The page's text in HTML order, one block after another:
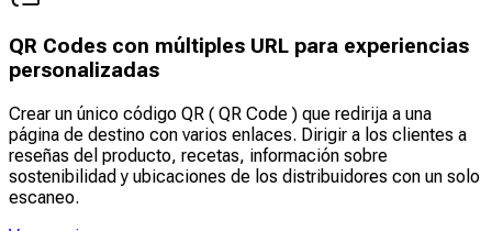
QR Codes con múltiples URL para experiencias
personalizadas
Crear un único código QR ( QR Code ) que redirija a una
página de destino con varios enlaces. Dirigir a los clientes a
reseñas del producto, recetas, información sobre
sostenibilidad y ubicaciones de los distribuidores con un solo
escaneo.